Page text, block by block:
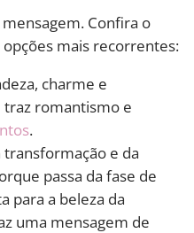
Confira o
mais recorrentes:
charme e
romantismo e
.
e da
passa da fase de
para a beleza da
uma mensagem de